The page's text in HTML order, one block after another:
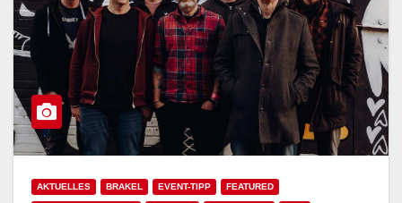
AKTUELLES BRAKEL EVENT-TIPP FEATURED